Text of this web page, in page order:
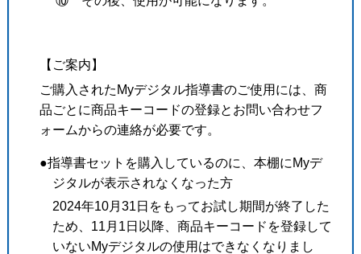
【ご案内】
ご購入されたMyデジタル指導書のご使用には、商
品ごとに商品キーコードの登録とお問い合わせフ
ォームからの連絡が必要です。
●指導書セットを購入しているのに、本棚にMyデ
ジタルが表示されなくなった方
2024年10月31日をもってお試し期間が終了した
ため、11月1日以降、商品キーコードを登録して
いないMyデジタルの使用はできなくなりまし